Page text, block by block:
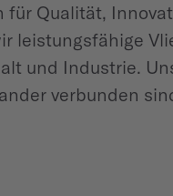
Qualität,
leistungsfähige
und Industrie.
verbunden